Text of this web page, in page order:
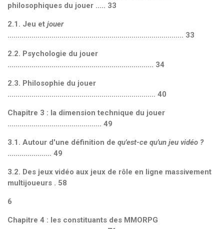
philosophiques du jouer ..... 33
2.1. Jeu et jouer
........................................................................................ 33
2.2. Psychologie du jouer
......................................................................... 34
2.3. Philosophie du jouer
.......................................................................... 40
Chapitre 3 : la dimension technique du jouer
............................................... 49
3.1. Autour d'une définition de qu'est-ce qu'un jeu vidéo ?
...................... 49
3.2. Des jeux vidéo aux jeux de rôle en ligne massivement
multijoueurs . 58
6
Chapitre 4 : les constituants des MMORPG